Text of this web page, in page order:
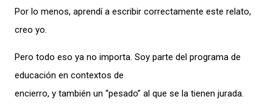
Por lo menos, aprendí a escribir correctamente este relato,
creo yo.
Pero todo eso ya no importa. Soy parte del programa de
educación en contextos de
encierro, y también un “pesado” al que se la tienen jurada.